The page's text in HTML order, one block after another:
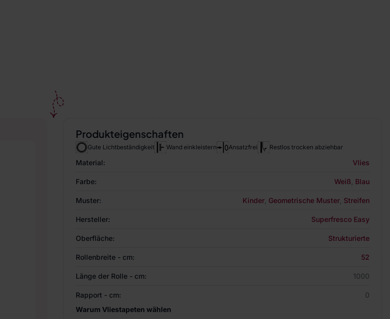
Produkteigenschaften
Gute Lichtbeständigkeit Wand einkleistern Ansatzfrei Restlos trocken abziehbar
Material: Vlies
Farbe: Weiß Blau
Muster: Kinder Geometrische Muster Streifen
Hersteller: Superfresco Easy
Oberfläche: Strukturierte
Rollenbreite - cm: 52
Länge der Rolle - cm: 1000
Rapport - cm:
0
Warum Vliestapeten wählen